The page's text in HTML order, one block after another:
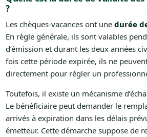
?
Les chèques-vacances ont une durée
En règle générale, ils sont valables
d’émission et durant les deux années
fois cette période expirée, ils ne
directement pour régler un
Toutefois, il existe un mécanisme
Le bénéficiaire peut demander le
arrivés à expiration dans les délais
émetteur. Cette démarche suppose de